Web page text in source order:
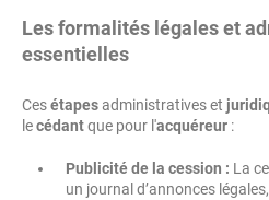
Les formalités légales et
essentielles
Cesétapesadministratives et
lecédantque pour l'acquéreur :
Publicité de la cession : La
un journal d’annonces